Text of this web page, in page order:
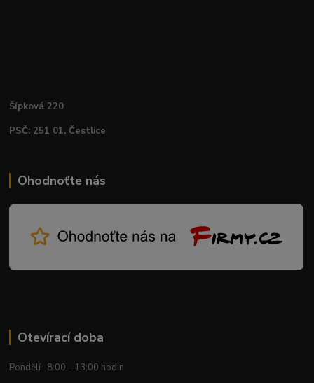
Šípková 220
PSČ: 251 01, Čestlice
Ohodnoťte nás
Otevírací doba
Pondělí 8:00 - 13:00 hodin